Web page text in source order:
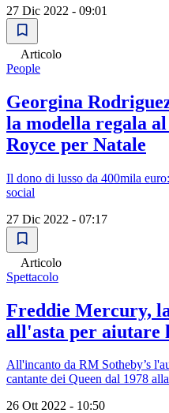
27 Dic 2022 - 09:01
Articolo
People
Georgina
la modella regala
Royce per Natale
Il dono di lusso da 400mila
social
27 Dic 2022 - 07:17
Articolo
Spettacolo
Freddie Mercury,
all'asta per aiutare
All'incanto da RM Sotheby’s
cantante dei Queen dal 1978
26 Ott 2022 - 10:50